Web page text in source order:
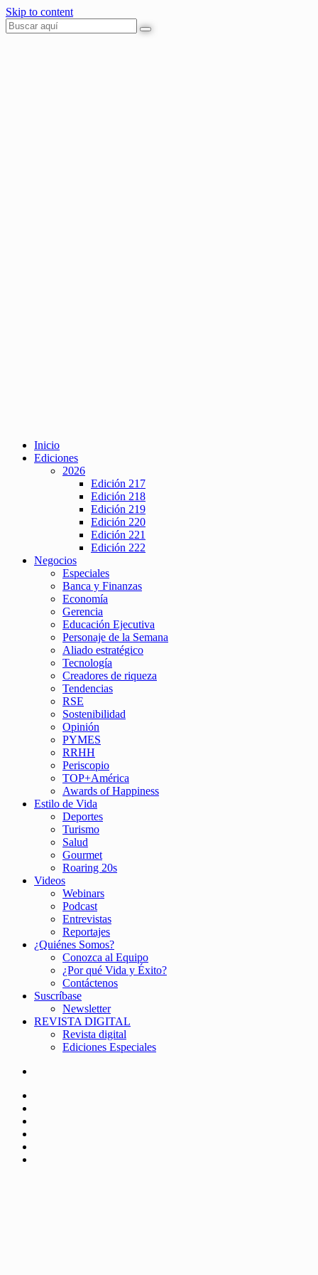
Skip to content
Inicio
Ediciones
2026
Edición 217
Edición 218
Edición 219
Edición 220
Edición 221
Edición 222
Negocios
Especiales
Banca y Finanzas
Economía
Gerencia
Educación Ejecutiva
Personaje de la Semana
Aliado estratégico
Tecnología
Creadores de riqueza
Tendencias
RSE
Sostenibilidad
Opinión
PYMES
RRHH
Periscopio
TOP+América
Awards of Happiness
Estilo de Vida
Deportes
Turismo
Salud
Gourmet
Roaring 20s
Videos
Webinars
Podcast
Entrevistas
Reportajes
¿Quiénes Somos?
Conozca al Equipo
¿Por qué Vida y Éxito?
Contáctenos
Suscríbase
Newsletter
REVISTA DIGITAL
Revista digital
Ediciones Especiales